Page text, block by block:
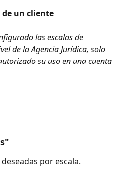
de un cliente
las escalas de
de la Agencia Jurídica, solo
su uso en una cuenta
por escala.